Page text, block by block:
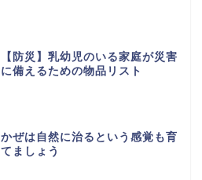
【防災】乳幼児のいる家庭が災害
に備えるための物品リスト
かぜは自然に治るという感覚も育
てましょう